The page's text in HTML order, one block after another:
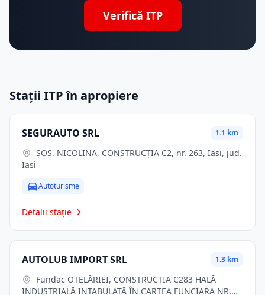
Verifică ITP
Stații ITP în apropiere
SEGURAUTO SRL 1.1 km
Iasi
Autoturisme
Detalii stație
AUTOLUB IMPORT SRL 1.3 km
INDUSTRIALĂ INTABULATĂ ÎN CARTEA FUNCIARÄ NR.